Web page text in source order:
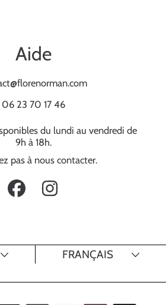
Aide
06 23 70 17 46
du lundi au vendredi de
9h à 18h.
pas à nous contacter.
FACEBOOK
LangueFRANÇAIS